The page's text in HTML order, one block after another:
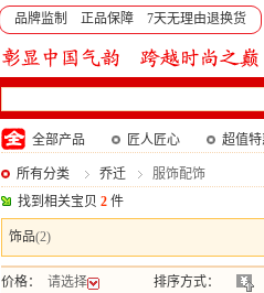
品牌监制 正品保障 7天无理由退换货
全部产品 匠人匠心 超值
所有分类 乔迁
服饰配饰
找到相关宝贝 2 件
饰品(2)
价格： 请选择 排序方式：